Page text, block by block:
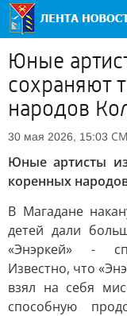
Юные
сохраняют
народов
30 мая 2026, 15:03
Юные артисты
коренных
В Магадане
детей дали
«Энэркей» -
Известно, что
взял на себя
способную